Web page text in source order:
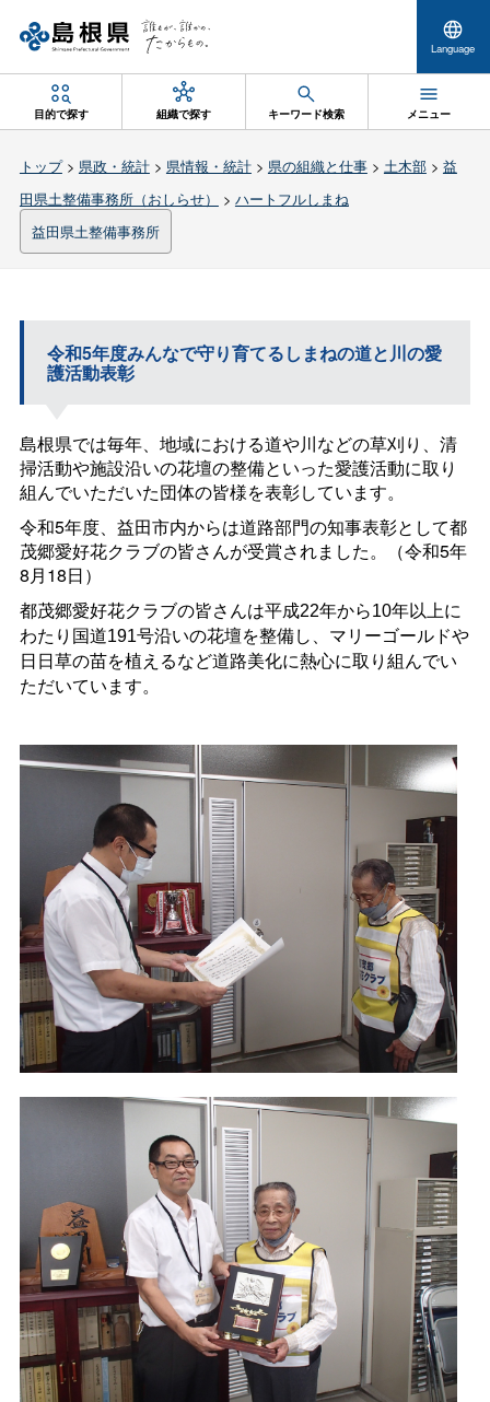
Language
目的で探す 組織で探す キーワード検索 メニュー
トップ> 県政・統計> 県情報・統計> 県の組織と仕事> 土木部> 益
田県土整備事務所（おしらせ）
> ハートフルしまね
益田県土整備事務所
令和5年度みんなで守り育てるしまねの道と川の愛
護活動表彰
島根県では毎年、地域における道や川などの草刈り、清
掃活動や施設沿いの花壇の整備といった愛護活動に取り
組んでいただいた団体の皆様を表彰しています。
令和5年度、益田市内からは道路部門の知事表彰として都
茂郷愛好花クラブの皆さんが受賞されました。（令和5年
8月18日）
都茂郷愛好花クラブの皆さんは平成22年から10年以上に
わたり国道191号沿いの花壇を整備し、マリーゴールドや
日日草の苗を植えるなど道路美化に熱心に取り組んでい
ただいています。